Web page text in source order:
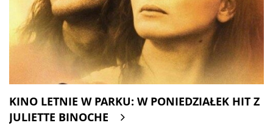
KINO LETNIE W PARKU: W PONIEDZIAŁEK HIT Z
JULIETTE BINOCHE